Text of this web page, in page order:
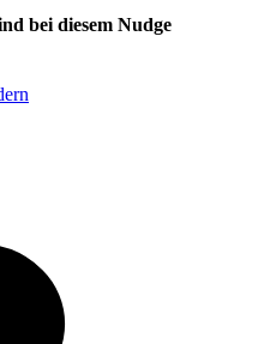
bei diesem Nudge